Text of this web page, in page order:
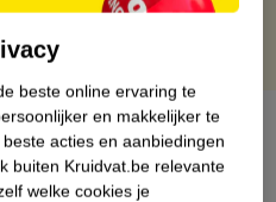
beste online ervaring te
en makkelijker te
acties en aanbiedingen
buiten Kruidvat.be relevante
welke cookies je